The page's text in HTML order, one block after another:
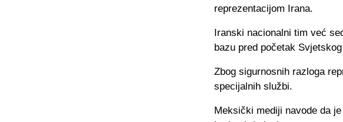
reprezentacijom Irana.
Iranski nacionalni tim već
bazu pred početak
Zbog sigurnosnih razloga
specijalnih službi.
Meksički mediji navode da